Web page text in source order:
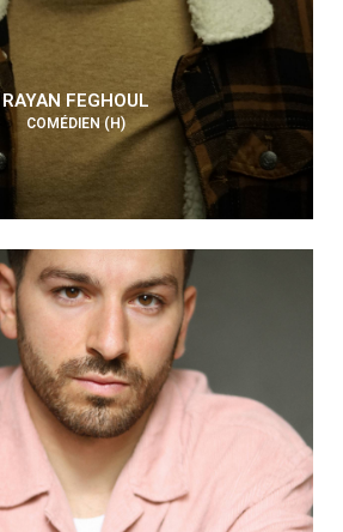
RAYAN FEGHOUL
COMÉDIEN (H)